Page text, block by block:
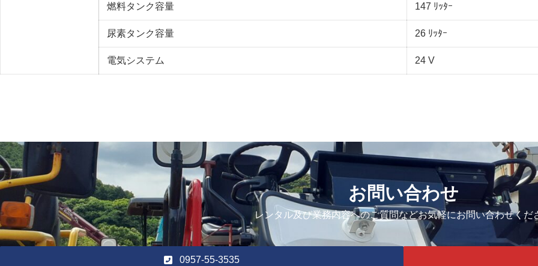
燃料タンク容量 147 ﾘｯﾀｰ
尿素タンク容量 26 ﾘｯﾀｰ
電気システム 24 V
お問い合わせ
レンタル及び業務内容へのご質問などお気軽にお問い合わせくだ
0957-55-3535